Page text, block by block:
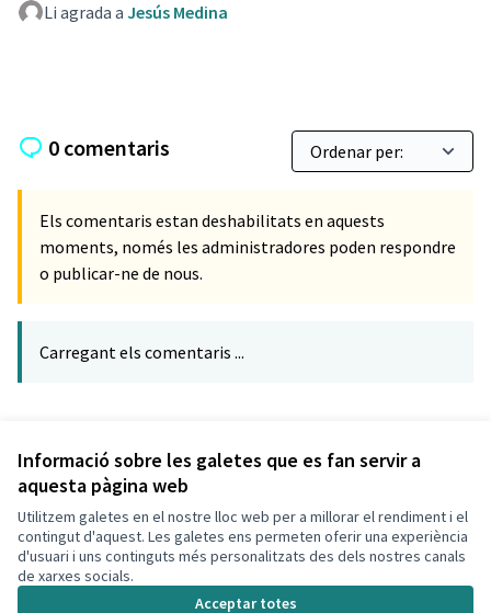
Informació sobre les galetes que es fan servir a
aquesta pàgina web
Utilitzem galetes en el nostre lloc web per a millorar el rendiment i el
contingut d'aquest. Les galetes ens permeten oferir una experiència
d'usuari i uns continguts més personalitzats des dels nostres canals
de xarxes socials.
Acceptar totes
Li agrada a Jesús Medina
0 comentaris
Els comentaris estan deshabilitats en aquests
moments, només les administradores poden respondre
o publicar-ne de nous.
Carregant els comentaris ...
Verifica l'empremta digital
Termes i condicions d'ús
Configuració de les galetes
Decidim Calafell a X
(Enllaç extern)
Decidim Calafell a Facebook
Decidim Calafell a YouTube
Decidim Calafell a GitHub
(Enllaç extern)